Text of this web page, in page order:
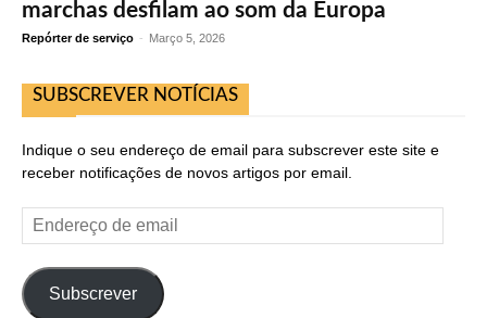
marchas desfilam ao som da Europa
Repórter de serviço - Março 5, 2026
SUBSCREVER NOTÍCIAS
Indique o seu endereço de email para subscrever este site e
receber notificações de novos artigos por email.
Endereço
de
Subscrever